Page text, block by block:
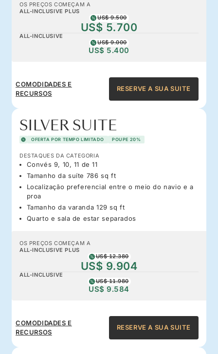
OS PREÇOS COMEÇAM A
ALL-INCLUSIVE PLUS
US$ 9.500
US$ 5.700
ALL-INCLUSIVE
US$ 9.000
US$ 5.400
COMODIDADES E
RECURSOS
RESERVE A SUA SUITE
SILVER SUITE
OFERTA POR TEMPO LIMITADO POUPE 20%
DESTAQUES DA CATEGORIA
Convés 9, 10, 11 de 11
Tamanho da suíte 786 sq ft
Localização preferencial entre o meio do navio e a
proa
Tamanho da varanda 129 sq ft
Quarto e sala de estar separados
OS PREÇOS COMEÇAM A
ALL-INCLUSIVE PLUS
US$ 12.380
US$ 9.904
ALL-INCLUSIVE
US$ 11.980
US$ 9.584
COMODIDADES E
RECURSOS
RESERVE A SUA SUITE